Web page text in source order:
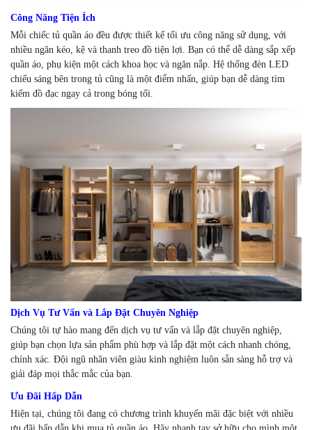
Công Năng Tiện Ích
Mỗi chiếc tủ quần áo đều được thiết kế tối ưu công năng sử dụng, với
nhiều ngăn kéo, kệ và thanh treo đồ tiện lợi. Bạn có thể dễ dàng sắp xếp
quần áo, phụ kiện một cách khoa học và ngăn nắp. Hệ thống đèn LED
chiếu sáng bên trong tủ cũng là một điểm nhấn, giúp bạn dễ dàng tìm
kiếm đồ đạc ngay cả trong bóng tối.
Dịch Vụ Tư Vấn và Lắp Đặt Chuyên Nghiệp
Chúng tôi tự hào mang đến dịch vụ tư vấn và lắp đặt chuyên nghiệp,
giúp bạn chọn lựa sản phẩm phù hợp và lắp đặt một cách nhanh chóng,
chính xác. Đội ngũ nhân viên giàu kinh nghiệm luôn sẵn sàng hỗ trợ và
giải đáp mọi thắc mắc của bạn.
Ưu Đãi Hấp Dẫn
Hiện tại, chúng tôi đang có chương trình khuyến mãi đặc biệt với nhiều